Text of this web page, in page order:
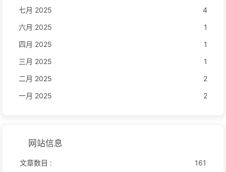
七月 2025
4
六月 2025
1
四月 2025
1
三月 2025
1
二月 2025
2
一月 2025
2
网站信息
文章数目 :
161